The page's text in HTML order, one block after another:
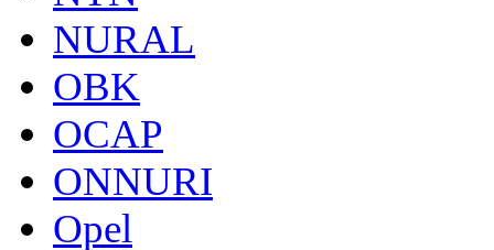
NURAL
OBK
OCAP
ONNURI
Opel